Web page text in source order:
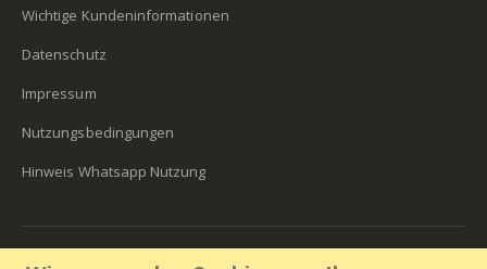
Wichtige Kundeninformationen
Datenschutz
Impressum
Nutzungsbedingungen
Hinweis Whatsapp Nutzung